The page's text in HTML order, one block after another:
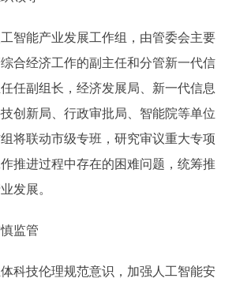
智能产业发展工作组，由管委会主要
合经济工作的副主任和分管新一代信
任副组长，经济发展局、新一代信息
创新局、行政审批局、智能院等单位
将联动市级专班，研究审议重大专项
推进过程中存在的困难问题，统筹推
发展。
监管
科技伦理规范意识，加强人工智能安